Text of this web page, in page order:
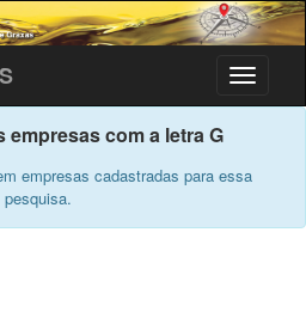
empresas com a letra G
empresas cadastradas para essa
pesquisa.